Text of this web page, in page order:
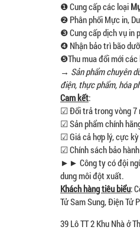
❶ Cung cấp các loại
❷ Phân phối Mực in,
❸ Cung cấp dịch vụ in
❹ Nhận bảo trì bão
❺Thu mua đổi mới các
→ Sản phẩm chuyên
điện, thực phẩm, hóa
Cam kết:
☑ Đổi trả trong vòng 7
☑ Sản phẩm chính
☑ Giá cả hợp lý, cực
☑ Chính sách bảo
►► Công ty có đội
dung môi đột xuất.
Khách hàng tiêu biểu:
Tử Sam Sung, Điện Tử
39 Lô TT 2 Khu Nhà ở